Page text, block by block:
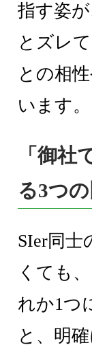
指す姿
とズレ
との相
います。
「御社
る3つ
SIer同士
くても
れか1つ
と、明